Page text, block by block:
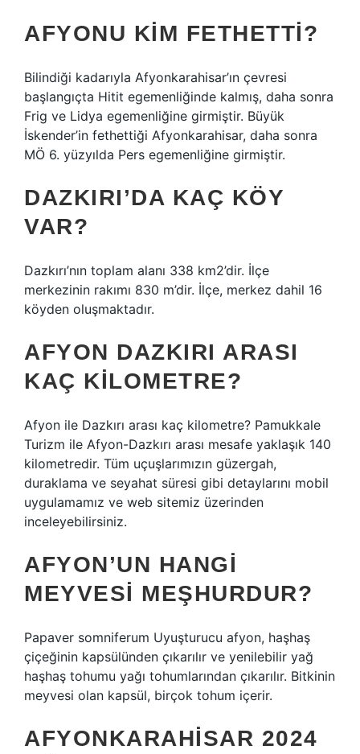
AFYONU KIM FETHETTI?
Bilindiği kadarıyla Afyonkarahisar’ın çevresi
başlangıçta Hitit egemenliğinde kalmış, daha sonra
Frig ve Lidya egemenliğine girmiştir. Büyük
İskender’in fethettiği Afyonkarahisar, daha sonra
MÖ 6. yüzyılda Pers egemenliğine girmiştir.
DAZKIRI’DA KAÇ KÖY
VAR?
Dazkırı’nın toplam alanı 338 km2’dir. İlçe
merkezinin rakımı 830 m’dir. İlçe, merkez dahil 16
köyden oluşmaktadır.
AFYON DAZKIRI ARASI
KAÇ KILOMETRE?
Afyon ile Dazkırı arası kaç kilometre? Pamukkale
Turizm ile Afyon-Dazkırı arası mesafe yaklaşık 140
kilometredir. Tüm uçuşlarımızın güzergah,
duraklama ve seyahat süresi gibi detaylarını mobil
uygulamamız ve web sitemiz üzerinden
inceleyebilirsiniz.
AFYON’UN HANGI
MEYVESI MEŞHURDUR?
Papaver somniferum Uyuşturucu afyon, haşhaş
çiçeğinin kapsülünden çıkarılır ve yenilebilir yağ
haşhaş tohumu yağı tohumlarından çıkarılır. Bitkinin
meyvesi olan kapsül, birçok tohum içerir.
AFYONKARAHISAR 2024